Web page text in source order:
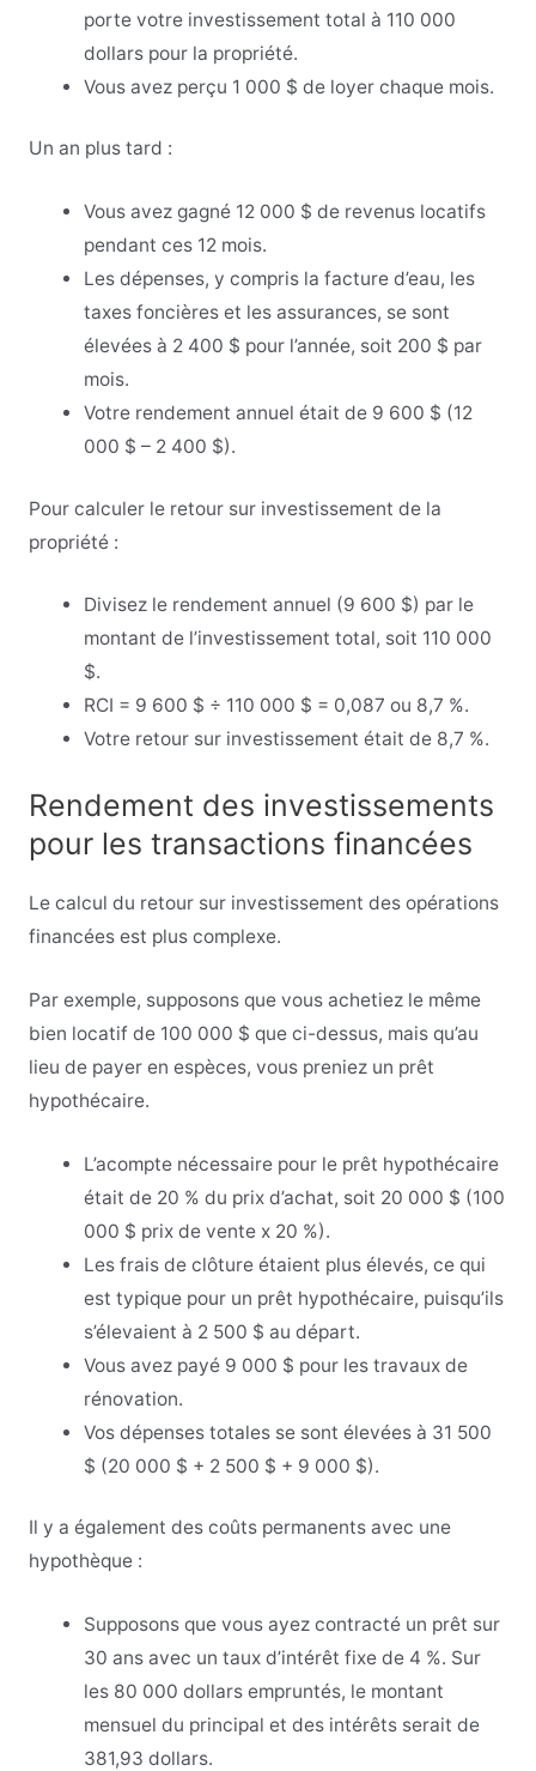
porte votre investissement total à 110 000
dollars pour la propriété.
Vous avez perçu 1 000 $ de loyer chaque mois.
Un an plus tard :
Vous avez gagné 12 000 $ de revenus locatifs
pendant ces 12 mois.
Les dépenses, y compris la facture d’eau, les
taxes foncières et les assurances, se sont
élevées à 2 400 $ pour l’année, soit 200 $ par
mois.
Votre rendement annuel était de 9 600 $ (12
000 $ – 2 400 $).
Pour calculer le retour sur investissement de la
propriété :
Divisez le rendement annuel (9 600 $) par le
montant de l’investissement total, soit 110 000
$.
RCI = 9 600 $ ÷ 110 000 $ = 0,087 ou 8,7 %.
Votre retour sur investissement était de 8,7 %.
Rendement des investissements
pour les transactions financées
Le calcul du retour sur investissement des opérations
financées est plus complexe.
Par exemple, supposons que vous achetiez le même
bien locatif de 100 000 $ que ci-dessus, mais qu’au
lieu de payer en espèces, vous preniez un prêt
hypothécaire.
L’acompte nécessaire pour le prêt hypothécaire
était de 20 % du prix d’achat, soit 20 000 $ (100
000 $ prix de vente x 20 %).
Les frais de clôture étaient plus élevés, ce qui
est typique pour un prêt hypothécaire, puisqu’ils
s’élevaient à 2 500 $ au départ.
Vous avez payé 9 000 $ pour les travaux de
rénovation.
Vos dépenses totales se sont élevées à 31 500
$ (20 000 $ + 2 500 $ + 9 000 $).
Il y a également des coûts permanents avec une
hypothèque :
Supposons que vous ayez contracté un prêt sur
30 ans avec un taux d’intérêt fixe de 4 %. Sur
les 80 000 dollars empruntés, le montant
mensuel du principal et des intérêts serait de
381,93 dollars.